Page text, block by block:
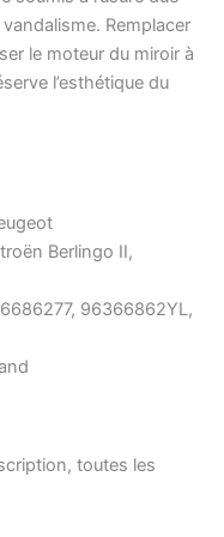
Remplacer
le moteur du miroir à
l’esthétique du
Berlingo II,
96366862YL,
toutes les